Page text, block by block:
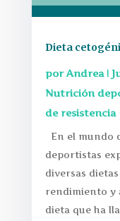
Dieta
porAndrea|
Nutrición
de resistencia
En el mundo
deportistas
diversas
rendimiento y
dieta que ha